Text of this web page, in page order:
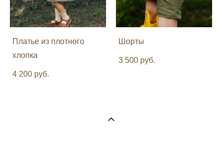
Платье из плотного
хлопка
4 200 pуб.
Шорты
3 500 pуб.